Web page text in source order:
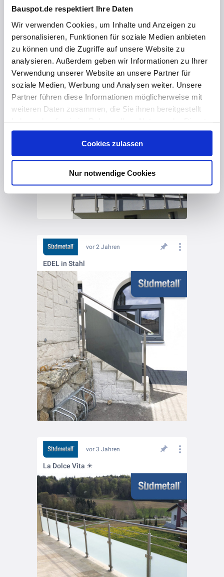
Bauspot.de respektiert Ihre Daten
Wir verwenden Cookies, um Inhalte und Anzeigen zu
personalisieren, Funktionen für soziale Medien anbieten
zu können und die Zugriffe auf unsere Website zu
analysieren. Außerdem geben wir Informationen zu Ihrer
Verwendung unserer Website an unsere Partner für
soziale Medien, Werbung und Analysen weiter. Unsere
Partner führen diese Informationen möglicherweise mit
weiteren Daten zusammen, die Sie ihnen bereitgestellt
gesammelt haben. Hier finden Sie Informationen zum
und unserImpressum.
Cookies zulassen
Nur notwendige Cookies
vor 2 Jahren
Makellose Eleganz
vor 2 Jahren
EDEL in Stahl
vor 3 Jahren
La Dolce Vita ☀